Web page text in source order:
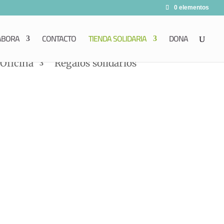
0 elementos
CONTACTO TIENDA SOLIDARIA DONA
Oficina
Regalos solidarios